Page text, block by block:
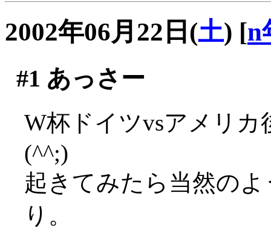
2002年06月22日(土) [n
#1 あっさー
W杯ドイツvsアメリ
(^^;)
起きてみたら当然の
り。